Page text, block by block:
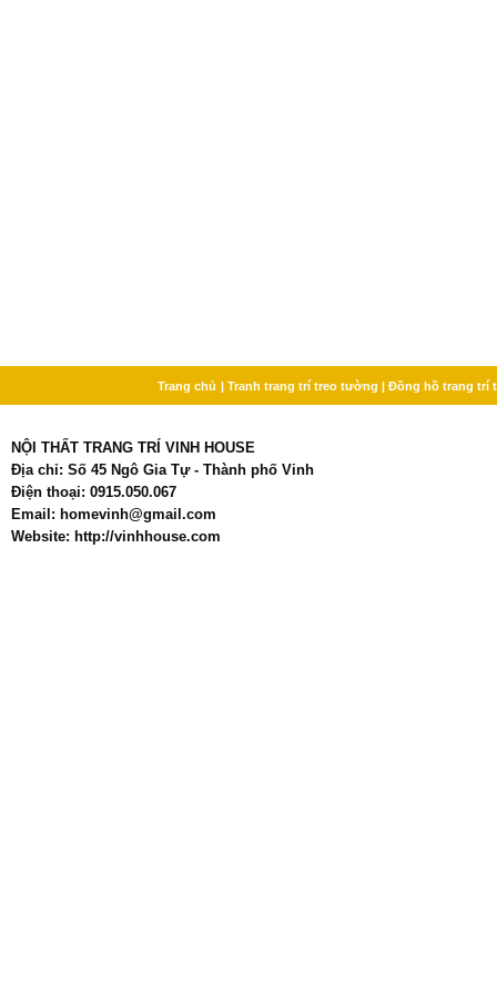
Trang chủ | Tranh trang trí treo tường | Đồng hồ trang trí
NỘI THẤT TRANG TRÍ VINH HOUSE
Địa chỉ: Số 45 Ngô Gia Tự - Thành phố Vinh
Điện thoại: 0915.050.067
Email: homevinh@gmail.com
Website: http://vinhhouse.com